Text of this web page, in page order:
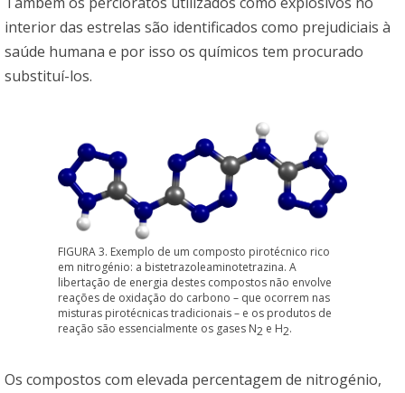
interior das estrelas são identificados como prejudiciais à
saúde humana e por isso os químicos tem procurado
substituí-los.
FIGURA 3. Exemplo de um composto pirotécnico rico
em nitrogénio: a bistetrazoleaminotetrazina. A
libertação de energia destes compostos não envolve
reações de oxidação do carbono – que ocorrem nas
misturas pirotécnicas tradicionais – e os produtos de
reação são essencialmente os gases N2 e H2.
Os compostos com elevada percentagem de nitrogénio,